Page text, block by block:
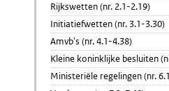
Rijkswetten (nr. 2.1-2.19)
Initiatiefwetten (nr. 3.1-3.30)
Amvb's (nr. 4.1-4.38)
Kleine koninklijke besluiten
Ministeriële regelingen (nr.